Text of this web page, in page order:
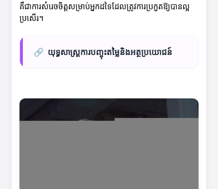
គឺជាការសំរេចចិត្តសម្រាប់អ្នកដទៃដែលត្រូវការប្រកួតឱ្យបានល្អ
ប្រសើរ។
🔗 យុទ្ធសាស្ត្រការបញ្ចុះតម្លៃនិងអត្ថប្រយោជន៍